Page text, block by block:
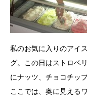
私のお気に入りのアイ
グ。この日はストロベ
にナッツ、チョコチッ
ここでは、奥に見える